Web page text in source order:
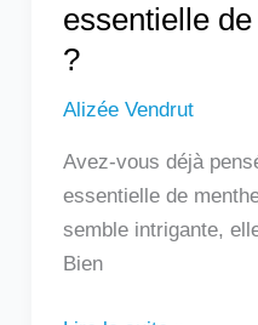
essentielle
?
Alizée Vendrut
Avez-vous déjà
essentielle de
semble intrigante,
Bien